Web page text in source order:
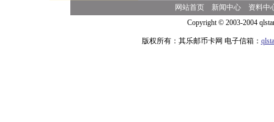
网站首页 新闻中心
资料中
Copyright © 2003-2004
版权所有：其乐邮币卡网 电子信箱：